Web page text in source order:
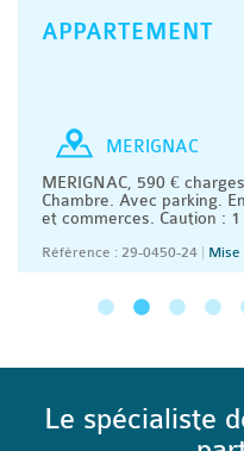
APPARTEMENT
MERIGNAC
MERIGNAC, 590 €
Chambre. Avec parking.
et commerces. Caution : 1
Référence : 29-0450-24 Mise
Le spécialiste